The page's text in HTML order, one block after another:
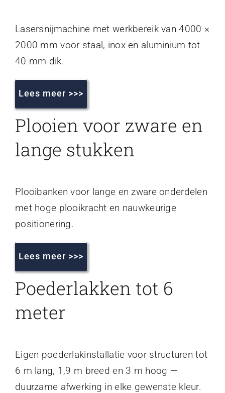
Lasersnijmachine met werkbereik van 4000 ×
2000 mm voor staal, inox en aluminium tot
40 mm dik.
Lees meer >>>
Plooien voor zware en
lange stukken
Plooibanken voor lange en zware onderdelen
met hoge plooikracht en nauwkeurige
positionering.
Lees meer >>>
Poederlakken tot 6
meter
Eigen poederlakinstallatie voor structuren tot
6 m lang, 1,9 m breed en 3 m hoog —
duurzame afwerking in elke gewenste kleur.